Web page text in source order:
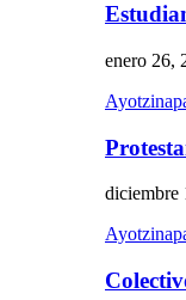
enero 26,
diciembre